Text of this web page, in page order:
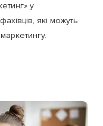
у
які можуть